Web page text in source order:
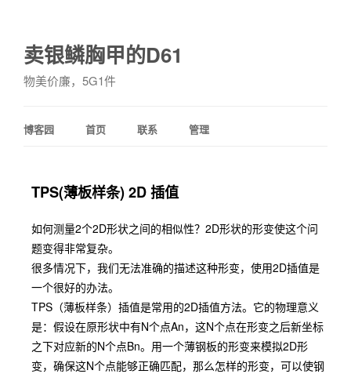
卖银鳞胸甲的D61
物美价廉，5G1件
博客园 首页 联系 管理
TPS(薄板样条) 2D 插值
如何测量2个2D形状之间的相似性？2D形状的形变使这个问
题变得非常复杂。
很多情况下，我们无法准确的描述这种形变，使用2D插值是
一个很好的办法。
TPS（薄板样条）插值是常用的2D插值方法。它的物理意义
是：假设在原形状中有N个点An，这N个点在形变之后新坐标
之下对应新的N个点Bn。用一个薄钢板的形变来模拟2D形
变，确保这N个点能够正确匹配，那么怎样的形变，可以使钢